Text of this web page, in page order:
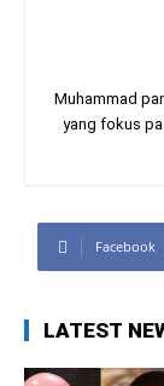
Muhammad
yang fokus
Facebook
LATEST